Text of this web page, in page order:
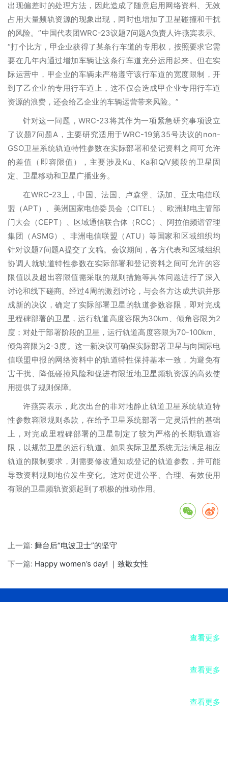
出现偏差时的处理方法，因此造成了随意启用网络资料、无效
占用大量频轨资源的现象出现，同时也增加了卫星碰撞和干扰
的风险。”中国代表团WRC-23议题7问题A负责人许燕宾表示。
“打个比方，甲企业获得了某条行车道的专用权，按照要求它需
要在几年内通过增加车辆让这条行车道充分运用起来。但在实
际运营中，甲企业的车辆未严格遵守该行车道的宽度限制，开
到了乙企业的专用行车道上，这不仅会造成甲企业专用行车道
资源的浪费，还会给乙企业的车辆运营带来风险。”
针对这一问题，WRC-23将其作为一项紧急研究事项设立
了议题7问题A，主要研究适用于WRC-19第35号决议的non-
GSO卫星系统轨道特性参数在实际部署和登记资料之间可允许
的差值（即容限值），主要涉及Ku、Ka和Q/V频段的卫星固
定、卫星移动和卫星广播业务。
在WRC-23上，中国、法国、卢森堡、汤加、亚太电信联
盟（APT）、美洲国家电信委员会（CITEL）、欧洲邮电主管部
门大会（CEPT）、区域通信联合体（RCC）、阿拉伯频谱管理
集团（ASMG）、非洲电信联盟（ATU）等国家和区域组织均
针对议题7问题A提交了文稿。会议期间，各方代表和区域组织
协调人就轨道特性参数在实际部署和登记资料之间可允许的容
限值以及超出容限值需采取的规则措施等具体问题进行了深入
讨论和线下磋商。经过4周的激烈讨论，与会各方达成共识并形
成新的决议，确定了实际部署卫星的轨道参数容限，即对完成
里程碑部署的卫星，运行轨道高度容限为30km、倾角容限为2
度；对处于部署阶段的卫星，运行轨道高度容限为70-100km、
倾角容限为2-3度。这一新决议可确保实际部署卫星与向国际电
信联盟申报的网络资料中的轨道特性保持基本一致，为避免有
害干扰、降低碰撞风险和促进有限近地卫星频轨资源的高效使
用提供了规则保障。
许燕宾表示，此次出台的非对地静止轨道卫星系统轨道特
性参数容限规则条款，在给予卫星系统部署一定灵活性的基础
上，对完成里程碑部署的卫星制定了较为严格的长期轨道容
限，以规范卫星的运行轨道。如果实际卫星系统无法满足相应
轨道的限制要求，则需要修改通知或登记的轨道参数，并可能
导致资料规则地位发生变化。这对促进公平、合理、有效使用
有限的卫星频轨资源起到了积极的推动作用。
上一篇: 舞台后“电波卫士”的坚守
下一篇: Happy women’s day! ｜致敬女性
查看更多
查看更多
查看更多